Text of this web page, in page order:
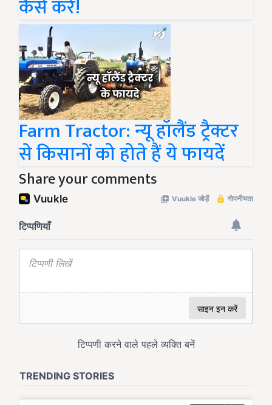
कैसे करें!
Farm Tractor: न्यू हॉलैंड ट्रैक्टर
से किसानों को होते हैं ये फायदें
Share your comments